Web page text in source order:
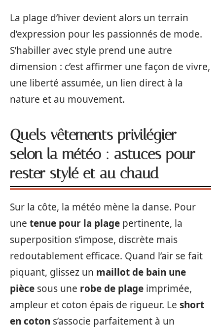
La plage d’hiver devient alors un terrain
d’expression pour les passionnés de mode.
S’habiller avec style prend une autre
dimension : c’est affirmer une façon de vivre,
une liberté assumée, un lien direct à la
nature et au mouvement.
Quels vêtements privilégier
selon la météo : astuces pour
rester stylé et au chaud
Sur la côte, la météo mène la danse. Pour
une tenue pour la plage pertinente, la
superposition s’impose, discrète mais
redoutablement efficace. Quand l’air se fait
piquant, glissez un maillot de bain une
pièce sous une robe de plage imprimée,
ampleur et coton épais de rigueur. Le short
en coton s’associe parfaitement à un